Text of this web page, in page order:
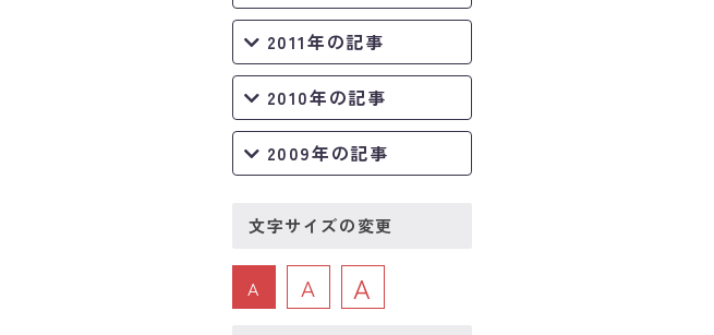
2011年の記事
2010年の記事
2009年の記事
文字サイズの変更
A A A